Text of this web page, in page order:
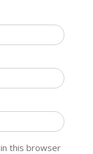
this browser